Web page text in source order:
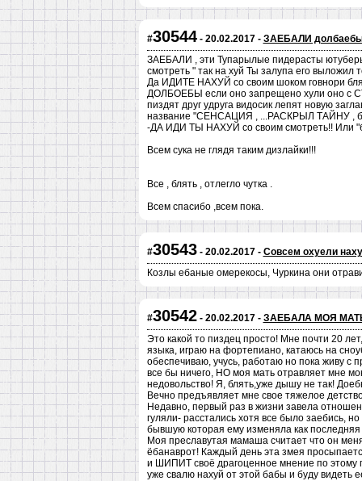
#30544- 20.02.2017 - ЗАЕБАЛИ
ЗАЕБАЛИ , эти Тупарылые пидерасты
смотреть " так на хуй Ты залупа его
Да ИДИТЕ НАХУЙ со своим шоком говнори
ДОЛБОЕБЫ если оно запрещено хули оно с
пиздят друг удруга видосик лепят новую
название "СЕНСАЦИЯ , ...РАСКРЫЛ ТАЙНУ ,
-ДА ИДИ ТЫ НАХУЙ со своим смотреть!! Или
Всем сука не глядя таким дизлайки!!!
Все , блять , отлегло чутка .
Всем спасибо ,всем пока.
#30543- 20.02.2017 - Совсем охуели
Козлы ебаные омерекосы, Чуркина они
#30542- 20.02.2017 - ЗАЕБАЛА МОЯ
Это какой то пиздец просто! Мне почти 20
языка, играю на фортепиано, катаюсь на
обеспечиваю, учусь, работаю но пока живу с
все бы ничего, НО моя мать отравляет мне
недовольство! Я, блять,уже дышу не так!
Вечно предъявляет мне свое тяжелое
Недавно, первый раз в жизни завела
гуляли- расстались хотя все было заебись,
бывшую которая ему изменяла как последняя
Моя преславутая мамаша считает что он
ёбанаврот! Каждый день эта змея
и ШИПИТ своё драгоценное мнение по этому
уже свалю нахуй от этой бабы и буду видеть